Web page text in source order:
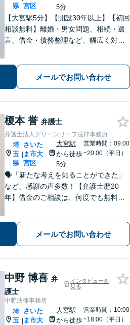
県 宮区
5分
【大宮駅5分】【開設30年以上】【初回
相談無料】離婚・男女問題、相続・遺
言、借金・債務整理など、幅広く対応
いたしますので、お気軽にご相談くだ
さい。【電話相談可】【休日・夜間対
メールでお問い合わせ
榎本 誉 弁護士
弁護士法人グリーンリーフ法律事務所
埼
玉
県
|
さいた
ま市大
宮区
大宮駅
から徒歩
5分
営業時間：09:00
~20:00（平日）
🗣️「新たな考えを知ることができた」
など、感謝の声多数！【弁護士歴20
年】借金のご相談は、何度でも無料！
能です【休日・夜間対応可】親切かつ
丁寧な対応に定評あり
メールでお問い合わせ
中野 博喜 弁
護士
インタビューを
見る
中野法律事務所
埼
玉 |
さいた
ま市大
大宮駅
から徒歩
営業時間：10:00
~18:00（平日）